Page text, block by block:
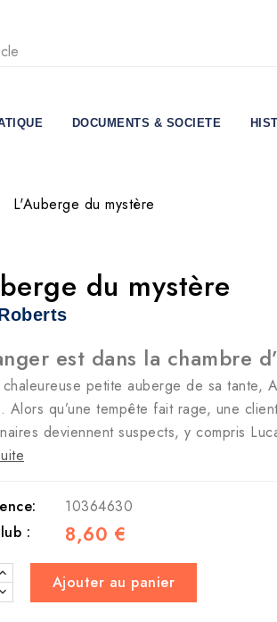
DOCUMENTS & SOCIETE
L'Auberge du mystère
du mystère
est dans la chambre
petite auberge de sa tante,
Alors qu’une tempête fait rage, une
deviennent suspects, y compris
10364630
:
8,60 €
Ajouter au panier